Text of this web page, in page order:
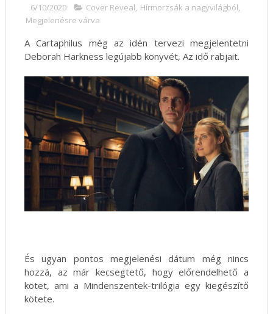
6/10/2020 Cover Reveal, Hírmorzsák a nagyvilágból,
Megjelenésre várva
A Cartaphilus még az idén tervezi megjelentetni
Deborah Harkness legújabb könyvét, Az idő rabjait.
És ugyan pontos megjelenési dátum még nincs
hozzá, az már kecsegtető, hogy előrendelhető a
kötet, ami a Mindenszentek-trilógia egy kiegészítő
kötete.